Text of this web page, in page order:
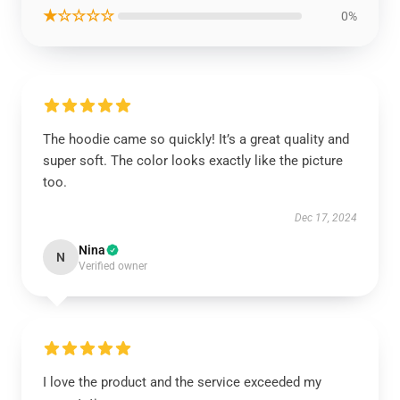
★☆☆☆☆ 0%
The hoodie came so quickly! It’s a great quality and
super soft. The color looks exactly like the picture
too.
Dec 17, 2024
N Nina
Verified owner
I love the product and the service exceeded my